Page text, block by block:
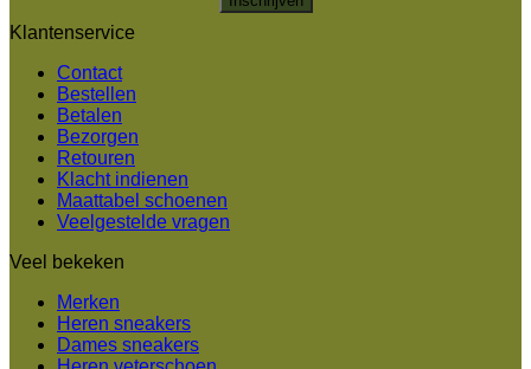
Klantenservice
Contact
Bestellen
Betalen
Bezorgen
Retouren
Klacht indienen
Maattabel schoenen
Veelgestelde vragen
Veel bekeken
Merken
Heren sneakers
Dames sneakers